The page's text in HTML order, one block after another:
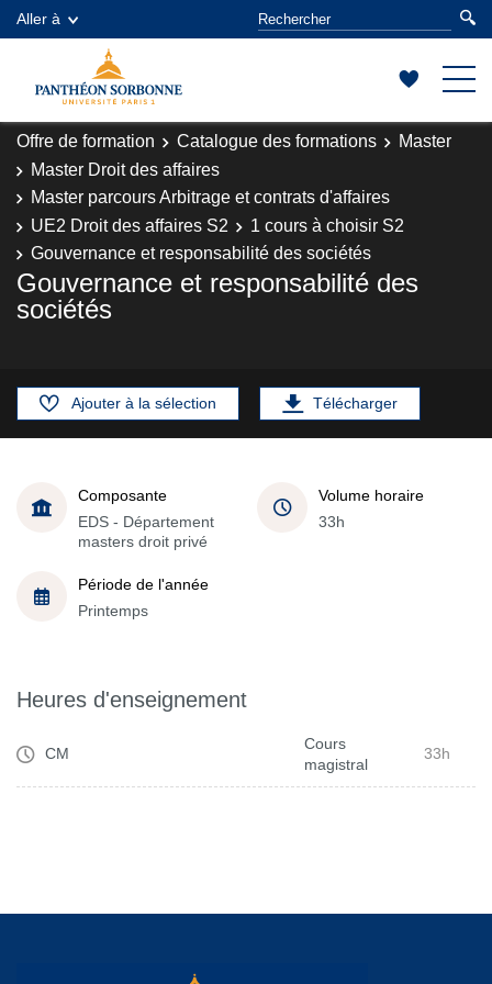
Aller à
Offre de formation Catalogue des formations
Master
Master Droit des affaires
Master parcours Arbitrage et contrats d'affaires
UE2 Droit des affaires S2
1 cours à choisir S2
Gouvernance et responsabilité des sociétés
Gouvernance et responsabilité des
sociétés
Ajouter à la sélection Télécharger
Composante
EDS - Département
masters droit privé
Volume horaire
33h
Période de l'année
Printemps
Heures d'enseignement
CM
Cours
magistral
33h